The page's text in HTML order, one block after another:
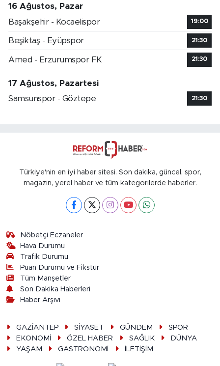
16 Ağustos, Pazar
Başakşehir - Kocaelispor
19:00
Beşiktaş - Eyüpspor 21:30
Amed - Erzurumspor FK 21:30
17 Ağustos, Pazartesi
Samsunspor - Göztepe
21:30
Türkiye'nin en iyi haber sitesi. Son dakika, güncel, spor,
magazin, yerel haber ve tüm kategorilerde haberler.
Nöbetçi Eczaneler
Hava Durumu
Trafik Durumu
Puan Durumu ve Fikstür
Tüm Manşetler
Son Dakika Haberleri
Haber Arşivi
GAZİANTEP SİYASET GÜNDEM
SPOR
EKONOMİ
ÖZEL HABER SAĞLIK
DÜNYA
YAŞAM
GASTRONOMİ İLETİŞİM